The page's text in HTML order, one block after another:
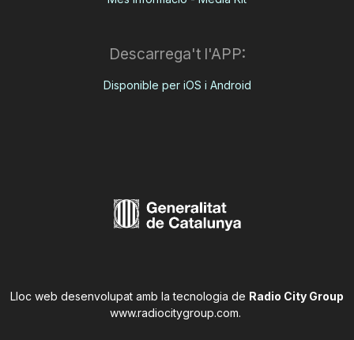
Descarrega't l'APP:
Disponible per iOS i Android
Lloc web desenvolupat amb la tecnologia de Radio City Group
www.radiocitygroup.com.